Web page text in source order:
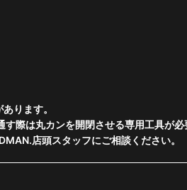
ります。
際は丸カンを開閉させる専用工具が必
店頭スタッフにご相談ください。